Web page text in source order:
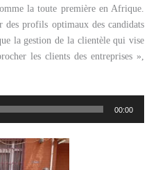
la toute première en Afrique.
des profils optimaux des candidats
la gestion de la clientèle qui vise
les clients des entreprises »,
00:00